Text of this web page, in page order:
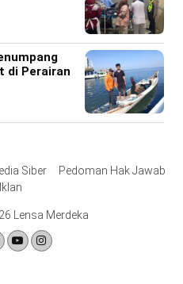
di Perairan
Siber
Pedoman Hak Jawab
Lensa Merdeka